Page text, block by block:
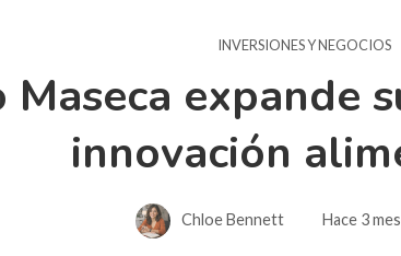
INVERSIONES Y NEGOCIOS
Maseca expande
innovación
Chloe Bennett Hace 3